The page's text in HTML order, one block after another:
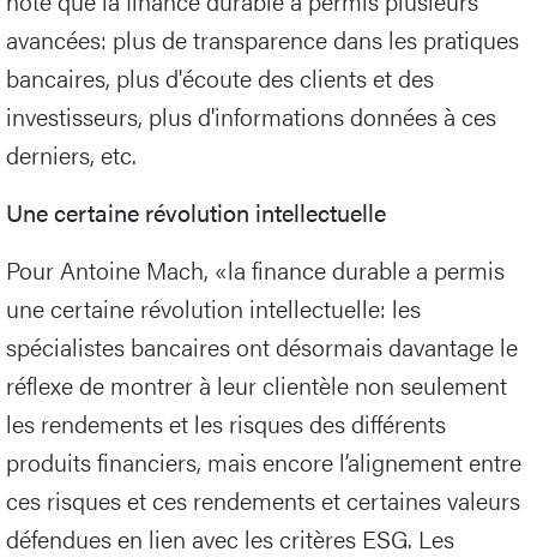
avancées: plus de transparence dans les pratiques
bancaires, plus d'écoute des clients et des
investisseurs, plus d'informations données à ces
derniers, etc.
Une certaine révolution intellectuelle
Pour Antoine Mach, «la finance durable a permis
une certaine révolution intellectuelle: les
spécialistes bancaires ont désormais davantage le
réflexe de montrer à leur clientèle non seulement
les rendements et les risques des différents
produits financiers, mais encore l’alignement entre
ces risques et ces rendements et certaines valeurs
défendues en lien avec les critères ESG. Les